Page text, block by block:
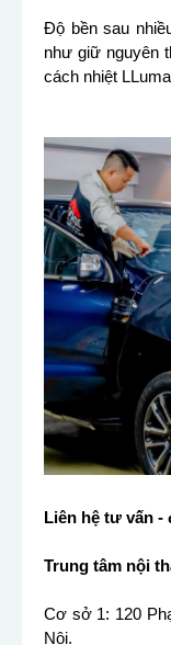
Độ bền sau
như giữ nguyên
cách nhiệt
Liên hệ tư vấn -
Trung tâm nội
Cơ sở 1: 120
Nội.